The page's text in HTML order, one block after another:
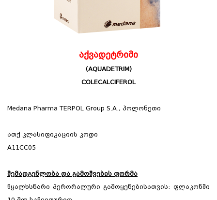
აქვადეტრიმი
(AQUADETRIM)
COLECALCIFEROL
Medana Pharma TERPOL Group S.A., პოლონეთი
ათქ კლასიფიკაციის კოდი
A11CC05
შემადგენლობა და გამოშვების ფორმა
წყალხსნარი პერორალური გამოყენებისათვის: ფლაკონში